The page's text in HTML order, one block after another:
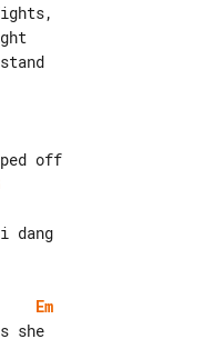
dang
Em